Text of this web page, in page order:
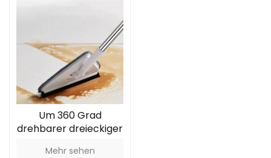
Um 360 Grad
drehbarer dreieckiger
Mehr sehen